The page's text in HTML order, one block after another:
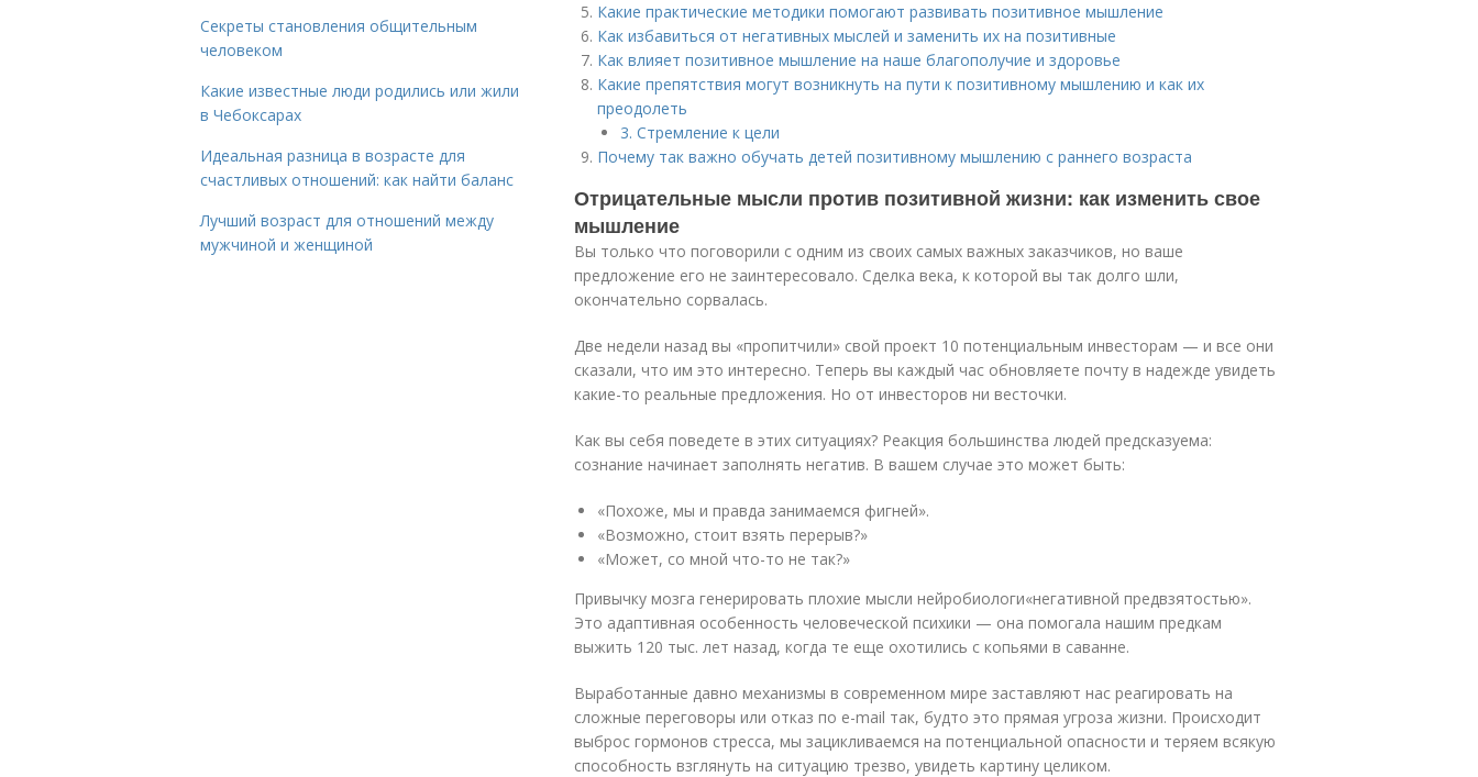
Какие практические методики помогают развивать позитивное мышление
Как избавиться от негативных мыслей и заменить их на позитивные
Как влияет позитивное мышление на наше благополучие и здоровье
Какие препятствия могут возникнуть на пути к позитивному мышлению и как их
преодолеть
3. Стремление к цели
Почему так важно обучать детей позитивному мышлению с раннего возраста
Отрицательные мысли против позитивной жизни: как изменить свое
мышление
Вы только что поговорили с одним из своих самых важных заказчиков, но ваше
предложение его не заинтересовало. Сделка века, к которой вы так долго шли,
окончательно сорвалась.
Две недели назад вы «пропитчили» свой проект 10 потенциальным инвесторам — и все они
сказали, что им это интересно. Теперь вы каждый час обновляете почту в надежде увидеть
какие-то реальные предложения. Но от инвесторов ни весточки.
Как вы себя поведете в этих ситуациях? Реакция большинства людей предсказуема:
сознание начинает заполнять негатив. В вашем случае это может быть:
«Похоже, мы и правда занимаемся фигней».
«Возможно, стоит взять перерыв?»
«Может, со мной что-то не так?»
Привычку мозга генерировать плохие мысли нейробиологи«негативной предвзятостью».
Это адаптивная особенность человеческой психики — она помогала нашим предкам
выжить 120 тыс. лет назад, когда те еще охотились с копьями в саванне.
Выработанные давно механизмы в современном мире заставляют нас реагировать на
сложные переговоры или отказ по e-mail так, будто это прямая угроза жизни. Происходит
выброс гормонов стресса, мы зацикливаемся на потенциальной опасности и теряем всякую
способность взглянуть на ситуацию трезво, увидеть картину целиком.
Секреты становления общительным
человеком
Какие известные люди родились или жили
в Чебоксарах
Идеальная разница в возрасте для
счастливых отношений: как найти баланс
Лучший возраст для отношений между
мужчиной и женщиной